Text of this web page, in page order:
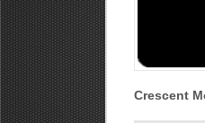
Crescent